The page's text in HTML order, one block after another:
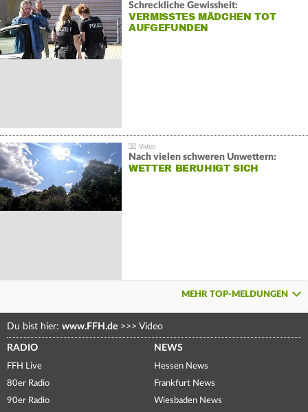
Schreckliche Gewissheit:
VERMISSTES MÄDCHEN TOT
AUFGEFUNDEN
Nach vielen schweren Unwettern:
WETTER BERUHIGT SICH
MEHR TOP-MELDUNGEN
Du bist hier: www.FFH.de >>> Video
RADIO
FFH Live
80er Radio
90er Radio
NEWS
Hessen News
Frankfurt News
Wiesbaden News